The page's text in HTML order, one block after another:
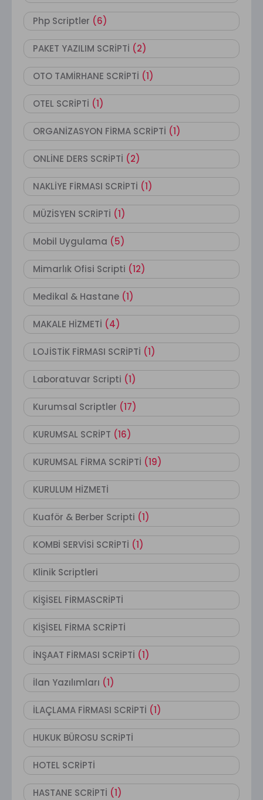
Php Scriptler (6)
PAKET YAZILIM SCRİPTİ (2)
OTO TAMİRHANE SCRİPTİ (1)
OTEL SCRİPTİ (1)
ORGANİZASYON FİRMA SCRİPTİ (1)
ONLİNE DERS SCRİPTİ (2)
NAKLİYE FİRMASI SCRİPTİ (1)
MÜZİSYEN SCRİPTİ (1)
Mobil Uygulama (5)
Mimarlık Ofisi Scripti (12)
Medikal & Hastane (1)
MAKALE HİZMETİ (4)
LOJİSTİK FİRMASI SCRİPTİ (1)
Laboratuvar Scripti (1)
Kurumsal Scriptler (17)
KURUMSAL SCRİPT (16)
KURUMSAL FİRMA SCRİPTİ (19)
KURULUM HİZMETİ
Kuaför & Berber Scripti (1)
KOMBİ SERVİSİ SCRİPTİ (1)
Klinik Scriptleri
KİŞİSEL FİRMASCRİPTİ
KİŞİSEL FİRMA SCRİPTİ
İNŞAAT FİRMASI SCRİPTİ (1)
İlan Yazılımları (1)
İLAÇLAMA FİRMASI SCRİPTİ (1)
HUKUK BÜROSU SCRİPTİ
HOTEL SCRİPTİ
HASTANE SCRİPTİ (1)